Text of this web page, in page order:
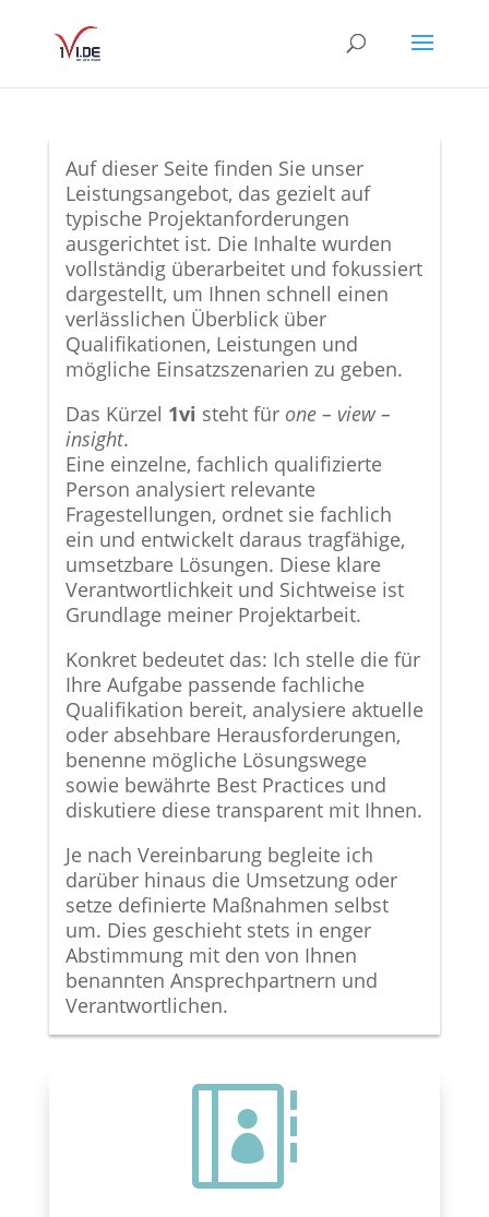
Auf dieser Seite finden Sie unser
Leistungsangebot, das gezielt auf
typische Projektanforderungen
ausgerichtet ist. Die Inhalte wurden
vollständig überarbeitet und fokussiert
dargestellt, um Ihnen schnell einen
verlässlichen Überblick über
Qualifikationen, Leistungen und
mögliche Einsatzszenarien zu geben.
Das Kürzel 1vi steht für one – view –
insight.
Eine einzelne, fachlich qualifizierte
Person analysiert relevante
Fragestellungen, ordnet sie fachlich
ein und entwickelt daraus tragfähige,
umsetzbare Lösungen. Diese klare
Verantwortlichkeit und Sichtweise ist
Grundlage meiner Projektarbeit.
Konkret bedeutet das: Ich stelle die für
Ihre Aufgabe passende fachliche
Qualifikation bereit, analysiere aktuelle
oder absehbare Herausforderungen,
benenne mögliche Lösungswege
sowie bewährte Best Practices und
diskutiere diese transparent mit Ihnen.
Je nach Vereinbarung begleite ich
darüber hinaus die Umsetzung oder
setze definierte Maßnahmen selbst
um. Dies geschieht stets in enger
Abstimmung mit den von Ihnen
benannten Ansprechpartnern und
Verantwortlichen.
